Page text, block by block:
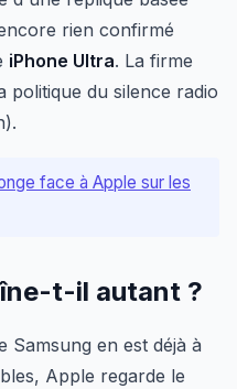
rien confirmé
iPhone Ultra. La firme
politique du silence radio
face à Apple sur les
t-il autant ?
Samsung en est déjà à
Apple regarde le